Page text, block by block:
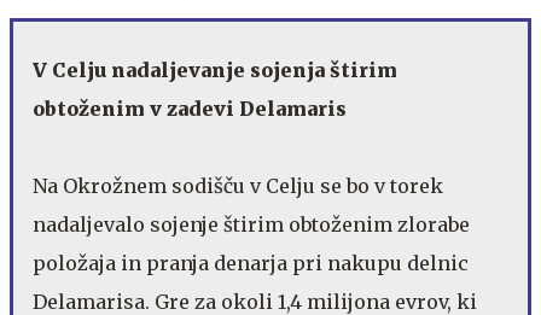
V Celju nadaljevanje sojenja štirim
obtoženim v zadevi Delamaris
Na Okrožnem sodišču v Celju se bo v torek
nadaljevalo sojenje štirim obtoženim zlorabe
položaja in pranja denarja pri nakupu delnic
Delamarisa. Gre za okoli 1,4 milijona evrov, ki